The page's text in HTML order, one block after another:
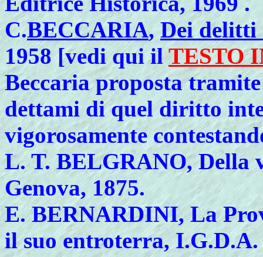
C.BECCARIA,Dei delitti
1958 [vedi qui ilTESTO
Beccaria proposta
dettami di quel diritto
vigorosamente
L.T. BELGRANO, Della
Genova, 1875.
E.BERNARDINI, La
il suo entroterra,